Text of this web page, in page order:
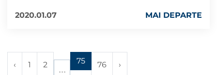
2020.01.07 MAI DEPARTE
‹ 1 2 75 76 ›